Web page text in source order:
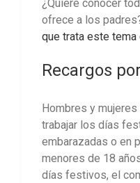
¿Quiere conocer
ofrece a los
que trata este tema
Recargos
Hombres y
trabajar los días
embarazadas o en
menores de 18
días festivos, el